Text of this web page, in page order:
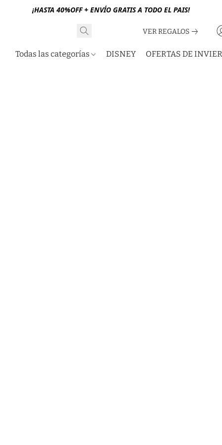
¡HASTA 40%OFF + ENVÍO GRATIS A TODO EL PAIS!
VER REGALOS
Todas las categorías DISNEY OFERTAS DE